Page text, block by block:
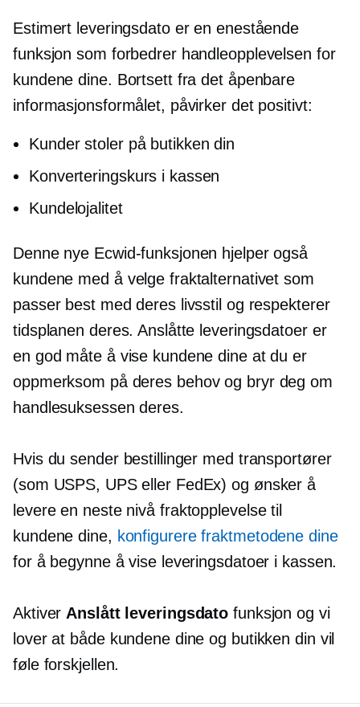
Estimert leveringsdato er en enestående
funksjon som forbedrer handleopplevelsen for
kundene dine. Bortsett fra det åpenbare
informasjonsformålet, påvirker det positivt:
Kunder stoler på butikken din
Konverteringskurs i kassen
Kundelojalitet
Denne nye Ecwid-funksjonen hjelper også
kundene med å velge fraktalternativet som
passer best med deres livsstil og respekterer
tidsplanen deres. Anslåtte leveringsdatoer er
en god måte å vise kundene dine at du er
oppmerksom på deres behov og bryr deg om
handlesuksessen deres.
Hvis du sender bestillinger med transportører
(som USPS, UPS eller FedEx) og ønsker å
levere en neste nivå fraktopplevelse til
kundene dine, konfigurere fraktmetodene dine
for å begynne å vise leveringsdatoer i kassen.
Aktiver Anslått leveringsdato funksjon og vi
lover at både kundene dine og butikken din vil
føle forskjellen.